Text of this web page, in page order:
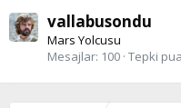
vallabusondu
Mars Yolcusu
Mesajlar 100 Tepki